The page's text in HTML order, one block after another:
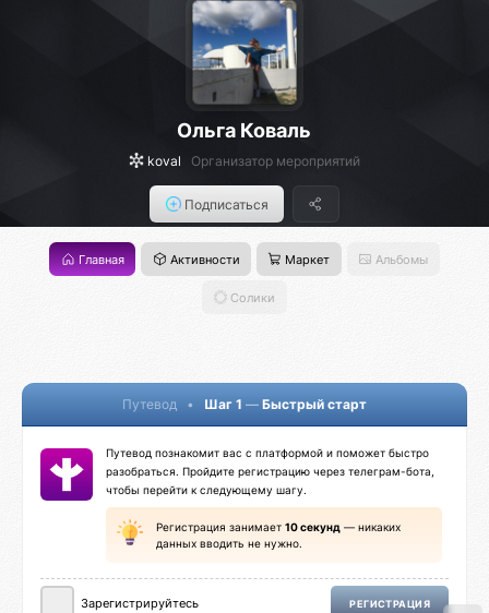
Ольга Коваль
koval Организатор мероприятий
Подписаться
Главная Активности Маркет Альбомы
Солики
Путевод • Шаг 1 — Быстрый старт
Путевод познакомит вас с платформой и поможет быстро
разобраться. Пройдите регистрацию через телеграм-бота,
чтобы перейти к следующему шагу.
Регистрация занимает 10 секунд — никаких
данных вводить не нужно.
Зарегистрируйтесь РЕГИСТРАЦИЯ